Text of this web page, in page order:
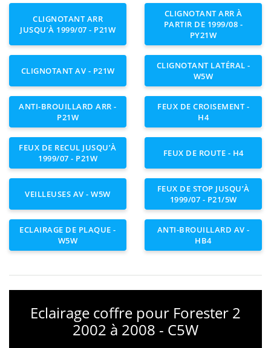
CLIGNOTANT ARR
JUSQU’À 1999/07 - P21W
CLIGNOTANT ARR À
PARTIR DE 1999/08 -
PY21W
CLIGNOTANT AV - P21W
CLIGNOTANT LATÉRAL -
W5W
ANTI-BROUILLARD ARR -
P21W
FEUX DE CROISEMENT -
H4
FEUX DE RECUL JUSQU’À
1999/07 - P21W
FEUX DE ROUTE - H4
VEILLEUSES AV - W5W
FEUX DE STOP JUSQU’À
1999/07 - P21/5W
ECLAIRAGE DE PLAQUE -
W5W
ANTI-BROUILLARD AV -
HB4
Eclairage coffre pour Forester 2
2002 à 2008 - C5W